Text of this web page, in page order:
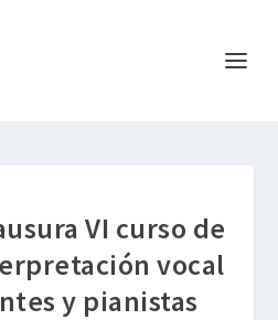
VI curso de
vocal
y pianistas